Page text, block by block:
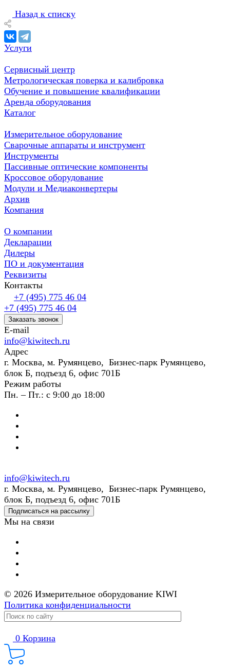
Назад к списку
Услуги
Сервисный центр
Метрологическая поверка и калибровка
Обучение и повышение квалификации
Аренда оборудования
Каталог
Измерительное оборудование
Сварочные аппараты и инструмент
Инструменты
Пассивные оптические компоненты
Кроссовое оборудование
Модули и Медиаконвертеры
Архив
Компания
О компании
Декларации
Дилеры
ПО и документация
Реквизиты
Контакты
+7 (495) 775 46 04
+7 (495) 775 46 04
Заказать звонок
E-mail
info@kiwitech.ru
Адрес
г. Москва, м. Румянцево, Бизнес-парк Румянцево,
блок Б, подъезд 6, офис 701Б
Режим работы
Пн. – Пт.: с 9:00 до 18:00
info@kiwitech.ru
г. Москва, м. Румянцево, Бизнес-парк Румянцево,
блок Б, подъезд 6, офис 701Б
Подписаться на рассылку
Мы на связи
© 2026 Измерительное оборудование KIWI
Политика конфиденциальности
0 Корзина